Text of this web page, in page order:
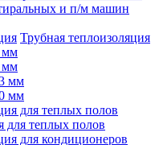
и п/м машин
Трубная теплоизоляция
мм
мм
мм
мм
для теплых полов